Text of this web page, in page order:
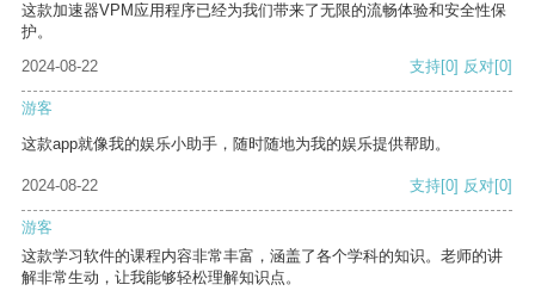
这款加速器VPM应用程序已经为我们带来了无限的流畅体验和安全性保
护。
2024-08-22
支持[0] 反对[0]
游客
这款app就像我的娱乐小助手，随时随地为我的娱乐提供帮助。
2024-08-22 支持[0] 反对[0]
游客
这款学习软件的课程内容非常丰富，涵盖了各个学科的知识。老师的讲
解非常生动，让我能够轻松理解知识点。